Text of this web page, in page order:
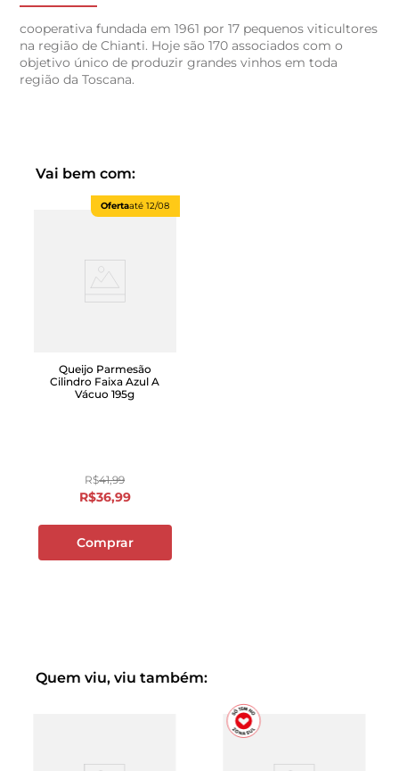
cooperativa fundada em 1961 por 17 pequenos viticultores
na região de Chianti. Hoje são 170 associados com o
objetivo único de produzir grandes vinhos em toda
região da Toscana.
Vai bem com:
Ofertaaté12/08
Queijo Parmesão
Cilindro Faixa Azul A
Vácuo 195g
R$41,99
R$36,99
Comprar
Quem viu, viu também: